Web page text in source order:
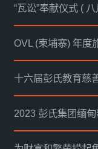
“瓦讼”奉献仪式 (
OVL (柬埔寨) 年度
十六届彭氏教育慈
2023 彭氏集团缅